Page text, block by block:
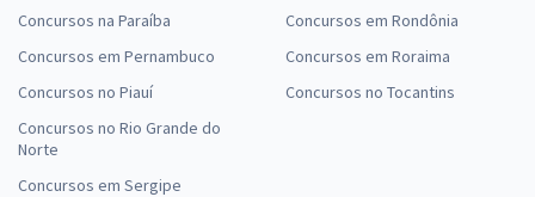
Concursos na Paraíba
Concursos em Pernambuco
Concursos no Piauí
Concursos no Rio Grande do
Norte
Concursos em Sergipe
Concursos em Rondônia
Concursos em Roraima
Concursos no Tocantins